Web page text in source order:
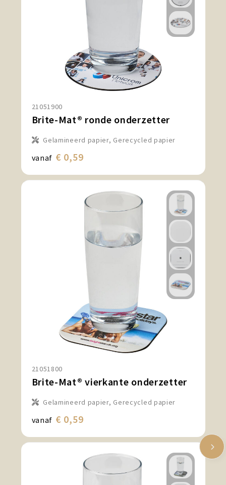
21051900
Brite-Mat® ronde onderzetter
Gelamineerd papier, Gerecycled papier
vanaf € 0,59
21051800
Brite-Mat® vierkante onderzetter
Gelamineerd papier, Gerecycled papier
vanaf € 0,59